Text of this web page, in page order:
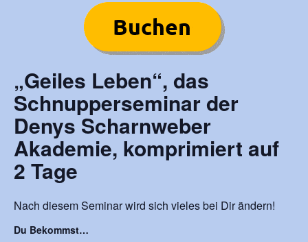
„Geiles Leben“, das
Schnupperseminar der
Denys Scharnweber
Akademie, komprimiert auf
2 Tage
Nach diesem Seminar wird sich vieles bei Dir ändern!
Du Bekommst…